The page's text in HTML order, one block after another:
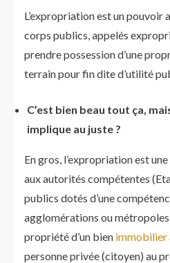
L’expropriation est un pouvoir
corps publics, appelés
prendre possession d’une
terrain pour fin dite d’utilité
C’est bien beau tout ça,
implique au juste ?
En gros, l’expropriation est
aux autorités compétentes
publics dotés d’une
agglomérations ou
propriété d’un bien immobilier
personne privée (citoyen) au